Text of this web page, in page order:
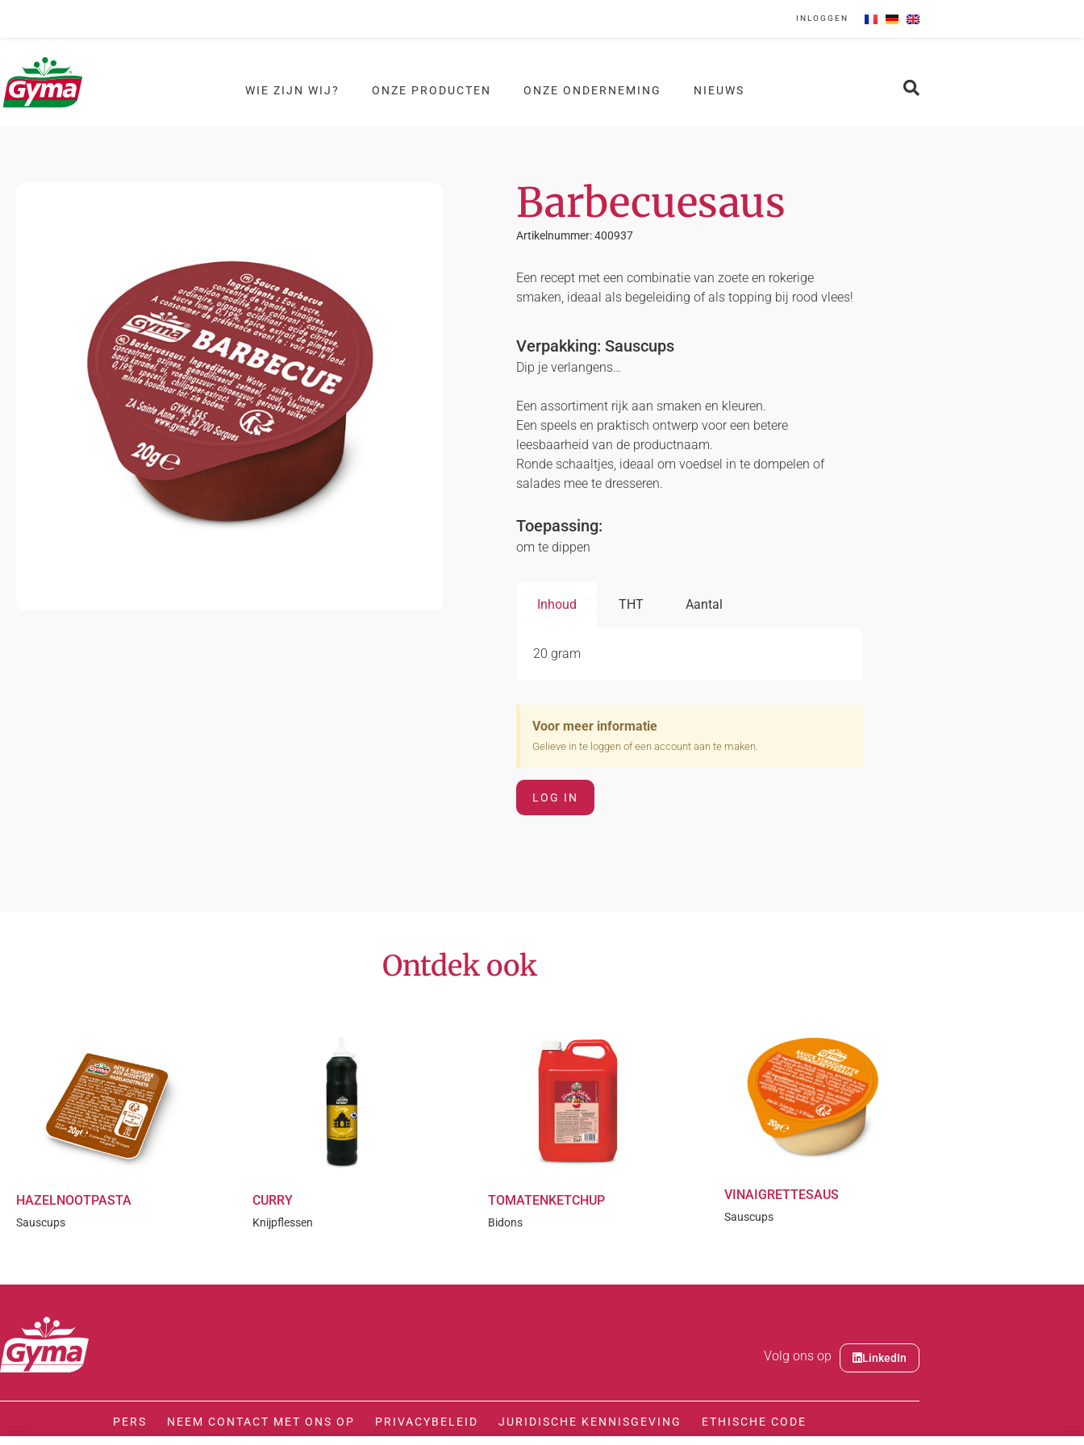
INLOGGEN
WIE ZIJN WIJ? ONZE PRODUCTEN ONZE ONDERNEMING NIEUWS
Barbecuesaus
Artikelnummer: 400937
Een recept met een combinatie van zoete en rokerige
smaken, ideaal als begeleiding of als topping bij rood vlees!
Verpakking: Sauscups
Dip je verlangens…
Een assortiment rijk aan smaken en kleuren.
Een speels en praktisch ontwerp voor een betere
leesbaarheid van de productnaam.
Ronde schaaltjes, ideaal om voedsel in te dompelen of
salades mee te dresseren.
Toepassing:
om te dippen
Inhoud THT Aantal
20 gram
Voor meer informatie
Gelieve in te loggen of een account aan te maken.
LOG IN
Ontdek ook
HAZELNOOTPASTA
Sauscups
CURRY
Knijpflessen
TOMATENKETCHUP
Bidons
VINAIGRETTESAUS
Sauscups
Volg ons op LinkedIn
PERS NEEM CONTACT MET ONS OP PRIVACYBELEID JURIDISCHE KENNISGEVING ETHISCHE CODE